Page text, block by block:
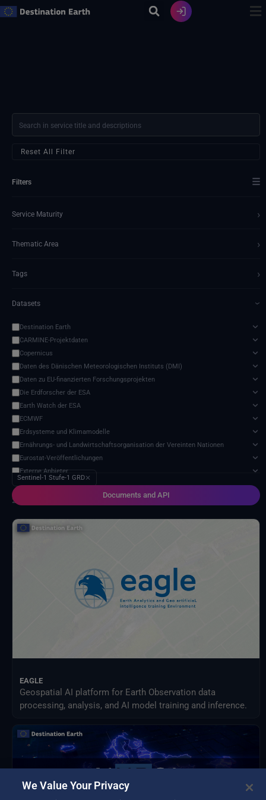
Zum
Reset All Filter
Filters ☰
Service Maturity ›
Thematic Area ›
Tags ›
Datasets ›
Destination Earth
CARMINE-Projektdaten
Copernicus
Daten des Dänischen Meteorologischen Instituts (DMI)
Daten zu EU-finanzierten Forschungsprojekten
Die Erdforscher der ESA
Earth Watch der ESA
ECMWF
Erdsysteme und Klimamodelle
Ernährungs- und Landwirtschaftsorganisation der Vereinten Nationen
Eurostat-Veröffentlichungen
Externe Anbieter
Harvic Service Landwirtschaftliche Überwachung und Verwaltung
NASA-Programm für Geowissenschaften
NextOcean
SEEDS-Dienstdatenindikatoren
Verteiltes Aktives Archivzentrum für Landprozesse der NASA
Documents and API
Sentinel-1 Stufe-1 GRD✕
2 services found
EAGLE
Geospatial AI platform for Earth Observation data
processing, analysis, and AI model training and inference.
We Value Your Privacy